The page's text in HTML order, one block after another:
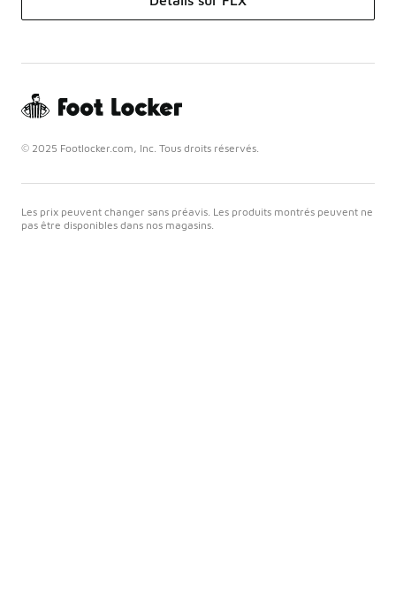
© 2025 Footlocker.com, Inc. Tous droits réservés.
Les prix peuvent changer sans préavis. Les produits montrés peuvent ne
pas être disponibles dans nos magasins.